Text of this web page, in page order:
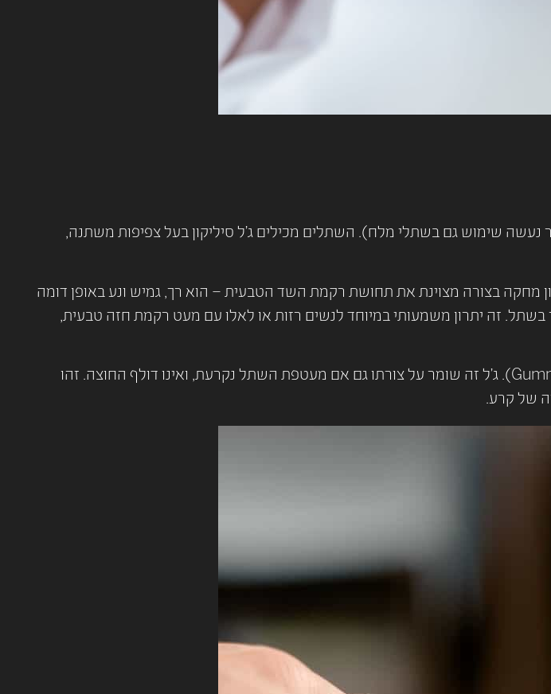
שימוש גם בשתלי מלח). השתלים מכילים ג'ל סיליקון בעל צפיפות משתנה,
מחקה בצורה מצוינת את תחושת רקמת השד הטבעית – הוא רך, גמיש ונע באופן דומה
זה יתרון משמעותי במיוחד לנשים רזות או לאלו עם מעט רקמת חזה טבעית,
שתלי הסיליקון המודרניים עשויים מג'ל כוהסיבי, הנקרא לעיתים "גאמי בר" (Gummy Bear). ג'ל זה שומר על צורתו גם אם מעטפת השתל נקרעת, ואינו דולף החוצה. זהו
של קרע.